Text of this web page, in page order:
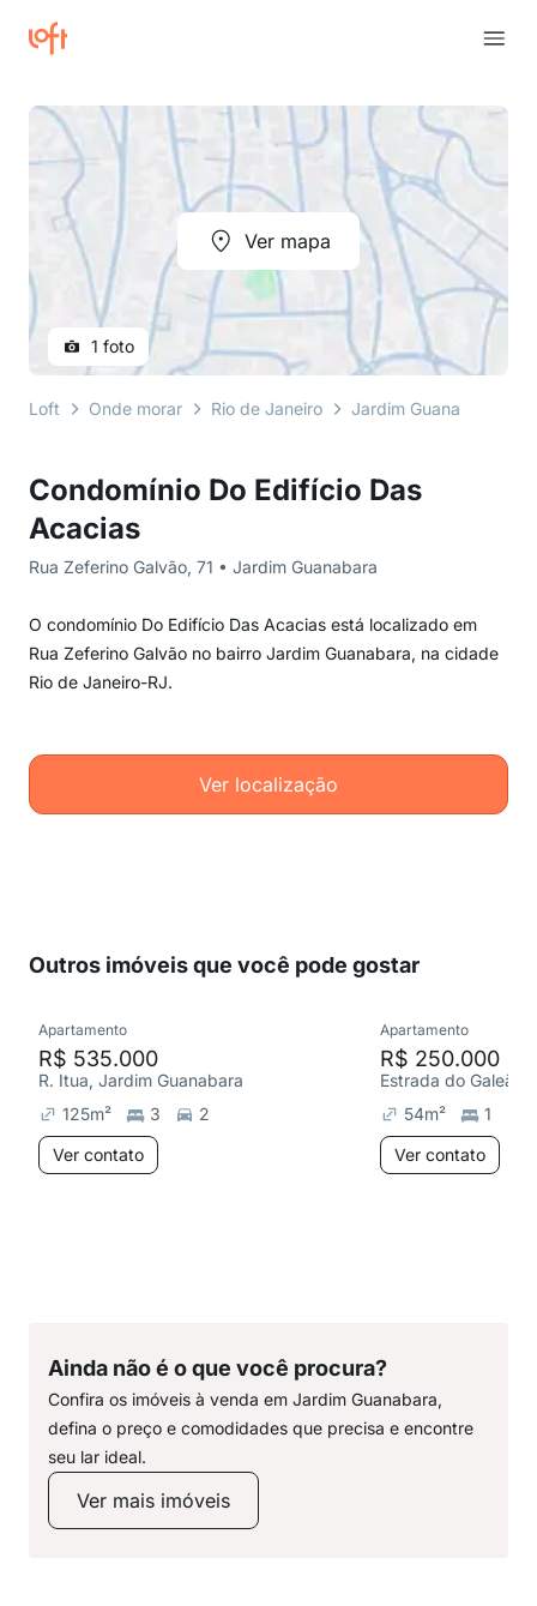
Condomínio Do Edifício Das
Acacias
Rua Zeferino Galvão, 71 • Jardim Guanabara
O condomínio Do Edifício Das Acacias está localizado em
Rua Zeferino Galvão no bairro Jardim Guanabara, na cidade
Rio de Janeiro-RJ.
Ver localização
Ver mapa
1 foto
Loft Onde morar Rio de Janeiro Jardim Guanabara
Outros imóveis que você pode gostar
Apartamento
R$ 535.000
R. Itua, Jardim Guanabara
125m² 3
2
Ver contato
Apartamento
R$ 250.000
Estrada do Galeão,
54m² 1
Ver contato
Ainda não é o que você procura?
Confira os imóveis à venda em Jardim Guanabara,
defina o preço e comodidades que precisa e encontre
seu lar ideal.
Ver mais imóveis